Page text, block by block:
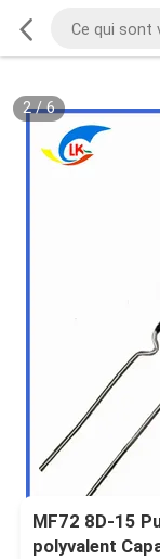
2/6
MF72 8D-15
polyvalent